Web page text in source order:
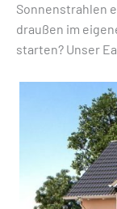
Sonnenstrahlen
draußen im
starten? Unser